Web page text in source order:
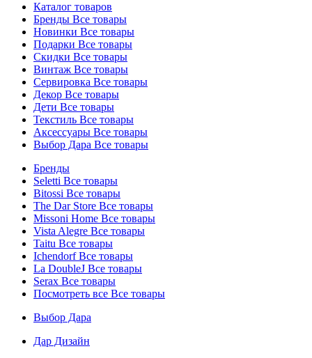
Каталог товаров
Бренды Все товары
Новинки Все товары
Подарки Все товары
Скидки Все товары
Винтаж Все товары
Сервировка Все товары
Декор Все товары
Дети Все товары
Текстиль Все товары
Аксессуары Все товары
Выбор Дара Все товары
Бренды
Seletti Все товары
Bitossi Все товары
The Dar Store Все товары
Missoni Home Все товары
Vista Alegre Все товары
Taitu Все товары
IchendorfВсе товары
La DoubleJ Все товары
Serax Все товары
Посмотреть все Все товары
Выбор Дара
Дар Дизайн